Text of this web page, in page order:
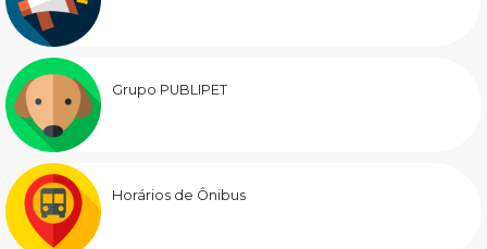
Grupo PUBLIPET
Horários de Ônibus